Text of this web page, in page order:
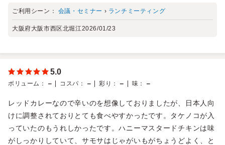
ご利用シーン： 会議・セミナー › ランチミーティング
大阪府大阪市西区北堀江2026/01/23
5.0
ボリューム ： － コスパ ： － 彩り ： － 味 ： －
レッドカレーなので辛いのを想像しておりましたが、日本人向
けに調整されておりとても食べやすかったです。タケノコが入
っていたのもうれしかったです。ハニーマスタードチキンは味
がしっかりしていて、サモサはじゃがいもがちょうどよく、と